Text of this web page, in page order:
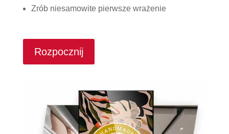
Zrób niesamowite pierwsze wrażenie
Rozpocznij